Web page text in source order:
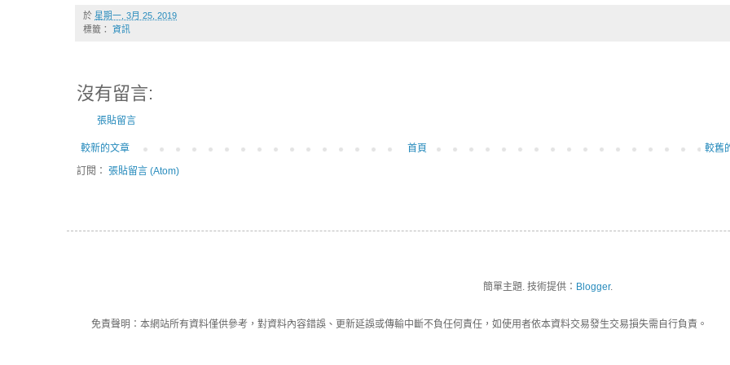
於 星期一, 3月 25, 2019
標籤： 資訊
沒有留言:
張貼留言
較新的文章 較舊
首頁
訂閱： 張貼留言 (Atom)
簡單主題. 技術提供： Blogger.
免責聲明：本網站所有資料僅供參考，對資料內容錯誤、更新延誤或傳輸中斷不負任何責任，如使用者依本資料交易發生交易損失需自行負責。